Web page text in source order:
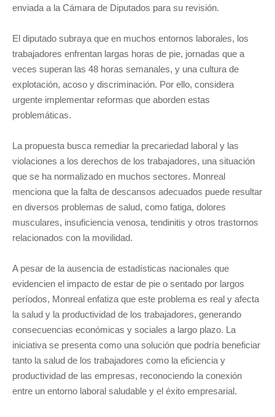
enviada a la Cámara de Diputados para su revisión.
El diputado subraya que en muchos entornos laborales, los
trabajadores enfrentan largas horas de pie, jornadas que a
veces superan las 48 horas semanales, y una cultura de
explotación, acoso y discriminación. Por ello, considera
urgente implementar reformas que aborden estas
problemáticas.
La propuesta busca remediar la precariedad laboral y las
violaciones a los derechos de los trabajadores, una situación
que se ha normalizado en muchos sectores. Monreal
menciona que la falta de descansos adecuados puede resultar
en diversos problemas de salud, como fatiga, dolores
musculares, insuficiencia venosa, tendinitis y otros trastornos
relacionados con la movilidad.
A pesar de la ausencia de estadísticas nacionales que
evidencien el impacto de estar de pie o sentado por largos
períodos, Monreal enfatiza que este problema es real y afecta
la salud y la productividad de los trabajadores, generando
consecuencias económicas y sociales a largo plazo. La
iniciativa se presenta como una solución que podría beneficiar
tanto la salud de los trabajadores como la eficiencia y
productividad de las empresas, reconociendo la conexión
entre un entorno laboral saludable y el éxito empresarial.